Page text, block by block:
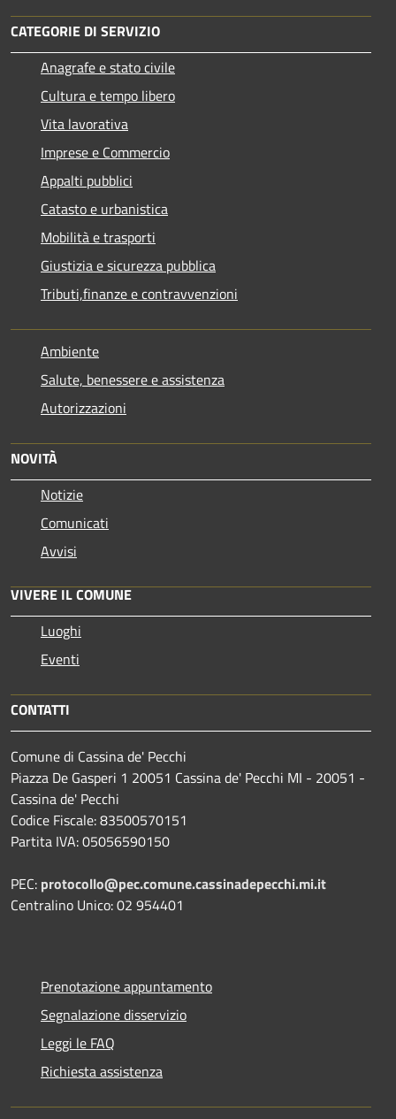
CATEGORIE DI SERVIZIO
Anagrafe e stato civile
Cultura e tempo libero
Vita lavorativa
Imprese e Commercio
Appalti pubblici
Catasto e urbanistica
Mobilità e trasporti
Giustizia e sicurezza pubblica
Tributi,finanze e contravvenzioni
Ambiente
Salute, benessere e assistenza
Autorizzazioni
NOVITÀ
Notizie
Comunicati
Avvisi
VIVERE IL COMUNE
Luoghi
Eventi
CONTATTI
Comune di Cassina de' Pecchi
Piazza De Gasperi 1 20051 Cassina de' Pecchi MI - 20051 -
Cassina de' Pecchi
Codice Fiscale: 83500570151
Partita IVA: 05056590150
PEC: protocollo@pec.comune.cassinadepecchi.mi.it
Centralino Unico: 02 954401
Prenotazione appuntamento
Segnalazione disservizio
Leggi le FAQ
Richiesta assistenza